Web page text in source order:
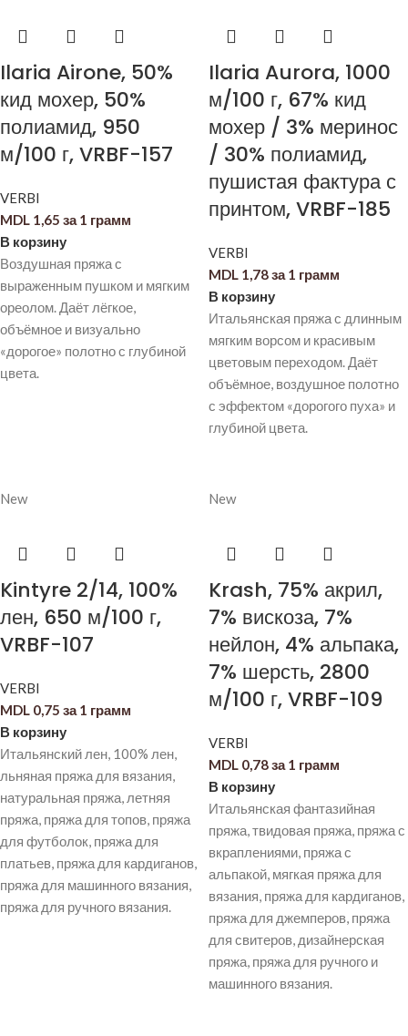
Ilaria Airone, 50%
кид мохер, 50%
полиамид, 950
м/100 г, VRBF-157
VERBI
MDL 1,65 за 1 грамм
В корзину
Воздушная пряжа с
выраженным пушком и мягким
ореолом. Даёт лёгкое,
объёмное и визуально
«дорогое» полотно с глубиной
цвета.
Ilaria Aurora, 1000
м/100 г, 67% кид
мохер / 3% меринос
/ 30% полиамид,
пушистая фактура с
принтом, VRBF-185
VERBI
MDL 1,78за 1 грамм
В корзину
Итальянская пряжа с длинным
мягким ворсом и красивым
цветовым переходом. Даёт
объёмное, воздушное полотно
с эффектом «дорогого пуха» и
глубиной цвета.
New
Kintyre 2/14, 100%
лен, 650 м/100 г,
VRBF-107
VERBI
MDL 0,75 за 1 грамм
В корзину
Итальянский лен, 100% лен,
льняная пряжа для вязания,
натуральная пряжа, летняя
пряжа, пряжа для топов, пряжа
для футболок, пряжа для
платьев, пряжа для кардиганов,
пряжа для машинного вязания,
пряжа для ручного вязания.
New
Krash, 75% акрил,
7% вискоза, 7%
нейлон, 4% альпака,
7% шерсть, 2800
м/100 г, VRBF-109
VERBI
MDL 0,78за 1 грамм
В корзину
Итальянская фантазийная
пряжа, твидовая пряжа, пряжа с
вкраплениями, пряжа с
альпакой, мягкая пряжа для
вязания, пряжа для кардиганов,
пряжа для джемперов, пряжа
для свитеров, дизайнерская
пряжа, пряжа для ручного и
машинного вязания.